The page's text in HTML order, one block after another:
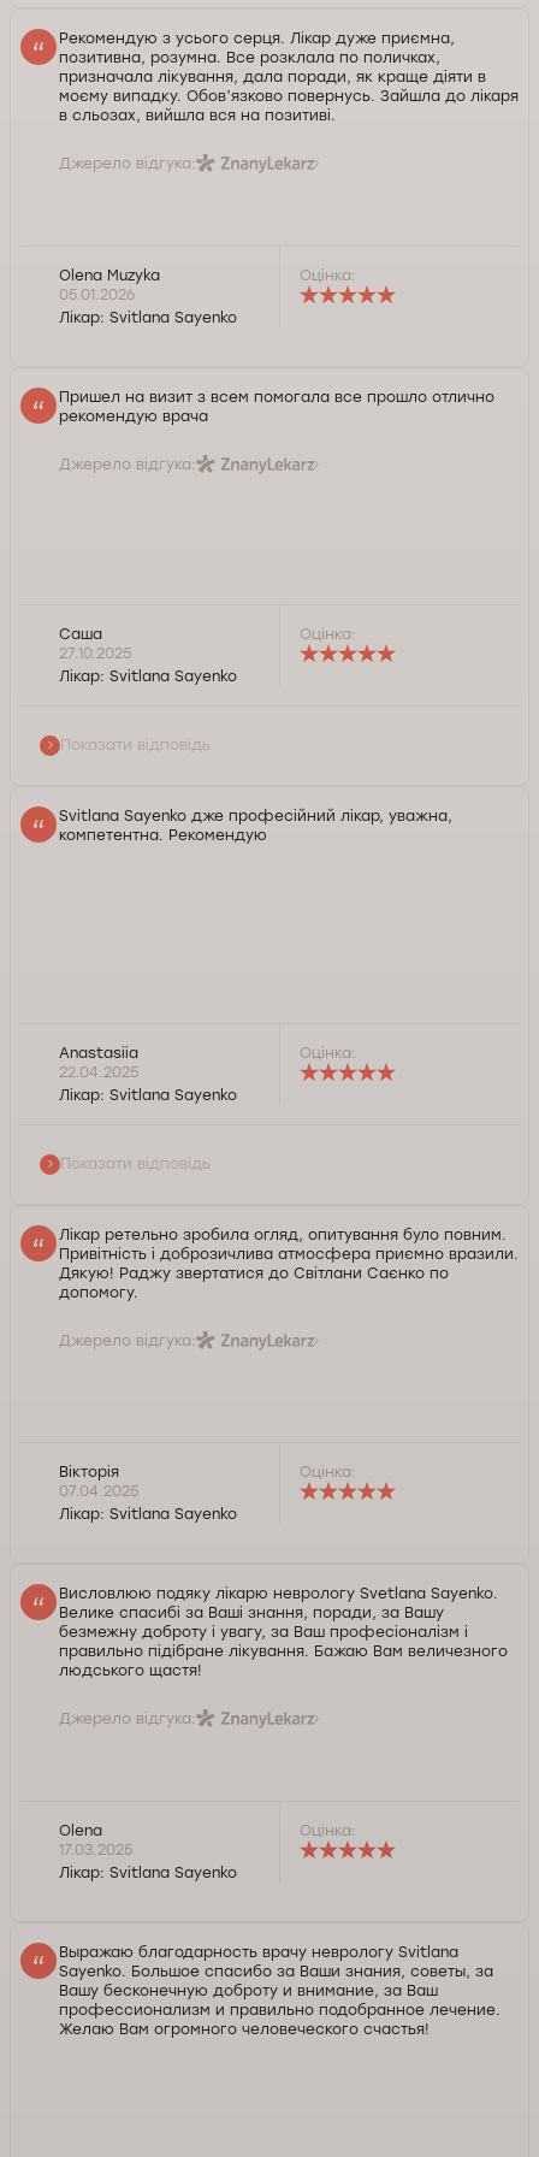
Рекомендую з усього серця. Лікар дуже приємна,
позитивна, розумна. Все розклала по поличках,
призначала лікування, дала поради, як краще діяти в
моєму випадку. Обовʼязково повернусь. Зайшла до лікаря
в сльозах, вийшла вся на позитиві.
Джерело відгука:
Olena Muzyka
05.01.2026
Лікар: Svitlana Sayenko
Оцінка:
Пришел на визит з всем помогала все прошло отлично
рекомендую врача
Джерело відгука:
Спасибо большое , всегда рада помочь.
Служба контролю якості Докторпро
Саша
27.10.2025
Лікар: Svitlana Sayenko
Оцінка:
Показати відповідь
Svitlana Sayenko дже професійний лікар, уважна,
компетентна. Рекомендую
Доброго дня, Анастасіє. Дякуємо за позитивний
відгук на адресу нашого лікаря. Щиро вдячні за
рекомендації. Зичимо Вам здоров'я.
Служба контролю якості Докторпро
Anastasiia
22.04.2025
Лікар: Svitlana Sayenko
Оцінка:
Показати відповідь
Лікар ретельно зробила огляд, опитування було повним.
Привітність і доброзичлива атмосфера приємно вразили.
Дякую! Раджу звертатися до Світлани Саєнко по
допомогу.
Джерело відгука:
Вікторія
07.04.2025
Лікар: Svitlana Sayenko
Оцінка:
Висловлюю подяку лікарю неврологу Svetlana Sayenko.
Велике спасибі за Ваші знання, поради, за Вашу
безмежну доброту і увагу, за Ваш професіоналізм і
правильно підібране лікування. Бажаю Вам величезного
людського щастя!
Джерело відгука:
Olena
17.03.2025
Лікар: Svitlana Sayenko
Оцінка:
Выражаю благодарность врачу неврологу Svitlana
Sayenko. Большое спасибо за Ваши знания, советы, за
Вашу бесконечную доброту и внимание, за Ваш
профессионализм и правильно подобранное лечение.
Желаю Вам огромного человеческого счастья!